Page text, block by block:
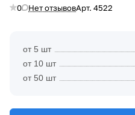
0 Нет отзывовАрт. 4522
от 5 шт
от 10 шт
от 50 шт